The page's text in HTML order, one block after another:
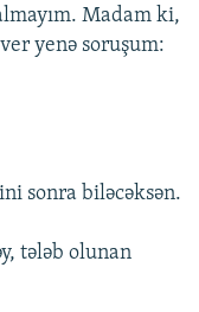
Madam ki,
yenə soruşum:
sonra biləcəksən.
tələb olunan